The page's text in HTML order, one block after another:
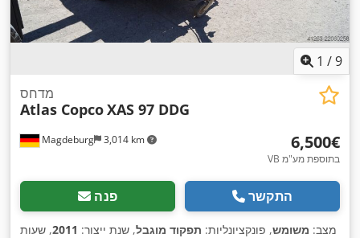
1 /9
Magdeburg 3,014 km
מדחס
Atlas CopcoXAS 97 DDG
‏6,500 ‏€
VB בתוספת מע"מ
פנה התקשר
מצב: משומש, פונקציונליות: תפקוד מוגבל, שנת ייצור: 2011, שעות